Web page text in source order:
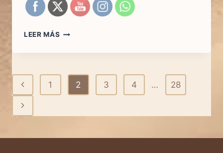
LEER MÁS AYUDAS
MATERNIDAD
CONOCE
TODAS
LAS
PÚBLICAS
PUEDEN
Navegación
de
Página
anterior
1 2 3 4 … 28
Siguiente